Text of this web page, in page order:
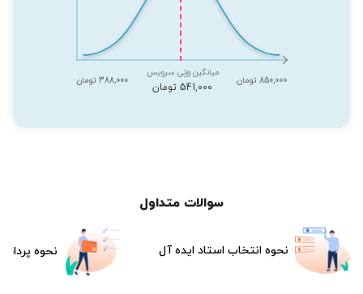
850,000 تومان
میانگین وزنی سرویس
541,000 تومان
388,000 تومان
سوالات متداول
نحوه انتخاب استاد ایده آل نحوه